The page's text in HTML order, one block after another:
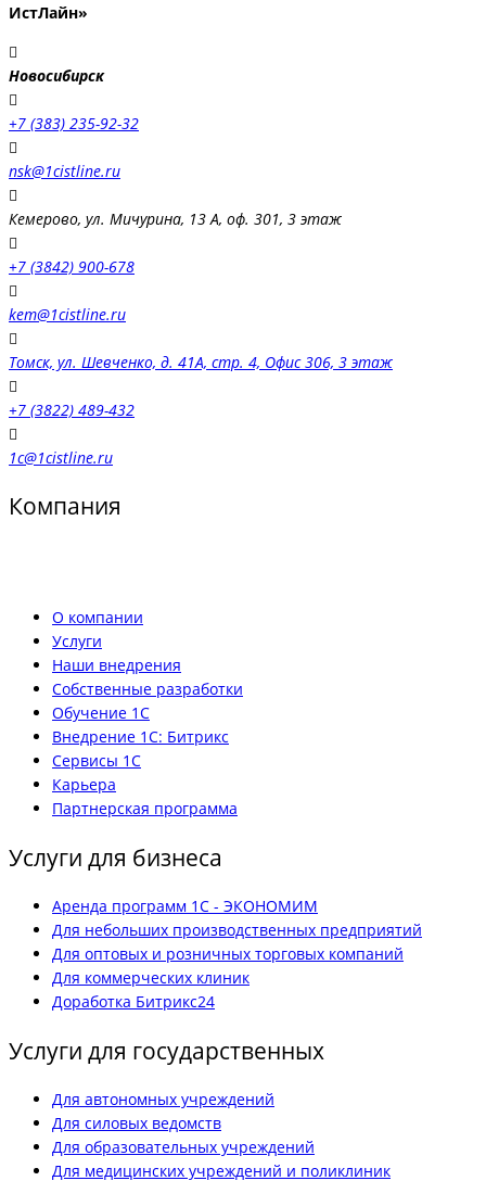
ИстЛайн»
Новосибирск
+7 (383) 235-92-32
nsk@1cistline.ru
Кемерово, ул. Мичурина, 13 А, оф. 301, 3 этаж
+7 (3842) 900-678
kem@1cistline.ru
Томск, ул. Шевченко, д. 41А, стр. 4, Офис 306, 3 этаж
+7 (3822) 489-432
1c@1cistline.ru
Компания
О компании
Услуги
Наши внедрения
Собственные разработки
Обучение 1С
Внедрение 1С: Битрикс
Сервисы 1С
Карьера
Партнерская программа
Услуги для бизнеса
Аренда программ 1С - ЭКОНОМИМ
Для небольших производственных предприятий
Для оптовых и розничных торговых компаний
Для коммерческих клиник
Доработка Битрикс24
Услуги для государственных
Для автономных учреждений
Для силовых ведомств
Для образовательных учреждений
Для медицинских учреждений и поликлиник